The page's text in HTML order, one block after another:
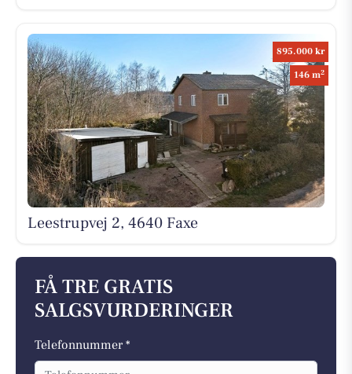
895.000 kr
146 m2
Leestrupvej 2, 4640 Faxe
FÅ TRE GRATIS
SALGSVURDERINGER
Telefonnummer *